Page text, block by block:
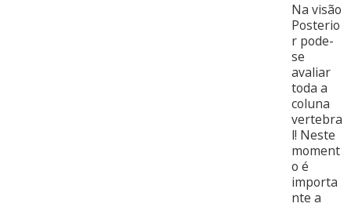
Na visão
Posterio
r pode-
se
avaliar
toda a
coluna
vertebra
l! Neste
moment
o é
importa
nte a